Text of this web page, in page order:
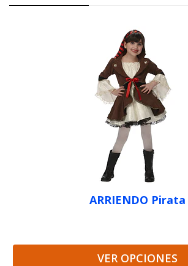
ARRIENDO Pirata
VER OPCIONES